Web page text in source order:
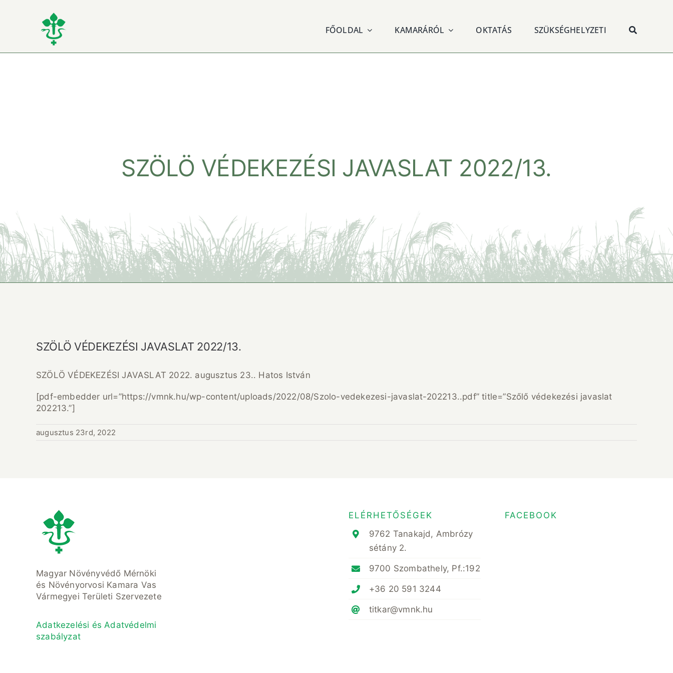
FŐOLDAL KAMARÁRÓL OKTATÁS SZÜKSÉGHELYZETI
SZÖLÖ VÉDEKEZÉSI JAVASLAT 2022/13.
SZÖLÖ VÉDEKEZÉSI JAVASLAT 2022/13.
SZÖLÖ VÉDEKEZÉSI JAVASLAT 2022. augusztus 23.. Hatos István
[pdf-embedder url=”https://vmnk.hu/wp-content/uploads/2022/08/Szolo-vedekezesi-javaslat-202213..pdf” title=”Szőlő védekezési javaslat
202213.”]
augusztus 23rd, 2022
Magyar Növényvédő Mérnöki
és Növényorvosi Kamara Vas
Vármegyei Területi Szervezete
Adatkezelési és Adatvédelmi
szabályzat
ELÉRHETŐSÉGEK
9762 Tanakajd, Ambrózy
sétány 2.
9700 Szombathely, Pf.:192
+36 20 591 3244
titkar@vmnk.hu
FACEBOOK